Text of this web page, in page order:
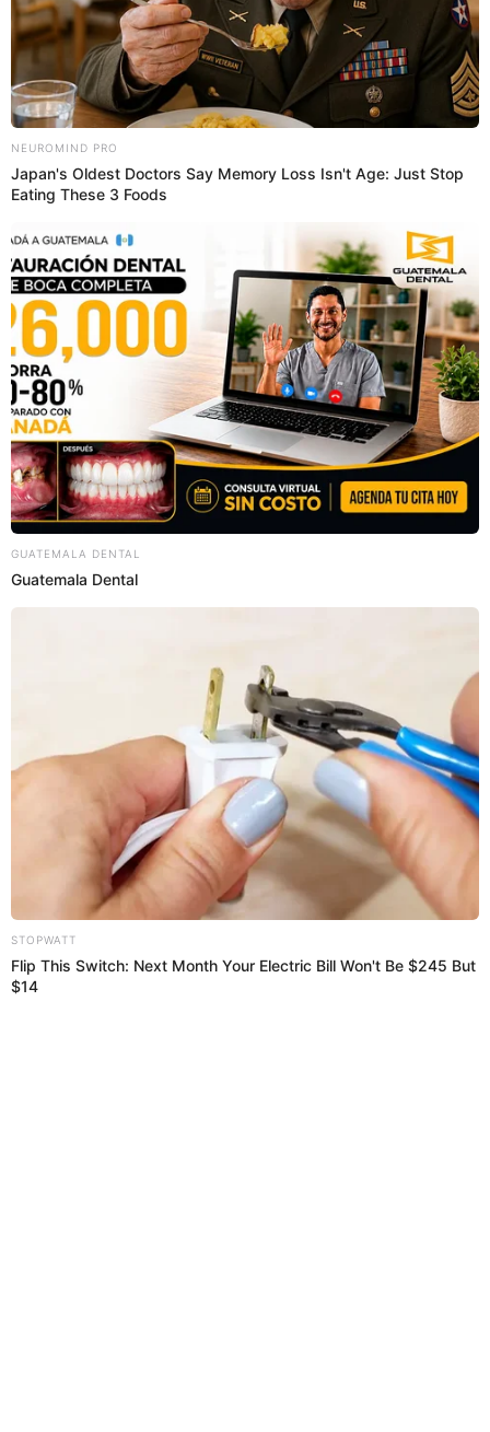
"Ahora estoy como productora y ustedes saben que hay
que resolver bastantes cosas. Ahora estoy resolviendo
cine, estoy resolviendo programas de televisión. Casera
estoy resolviendo cosas, lo que usted quiera", dijo al actriz
peruana.
MARY ANN ANTUNEZ
CUEVA
Periodista especializada en espectáculos y entretenimiento.
Bachiller en Periodismo en la Universidad Jaime Bausate y
Meza. Redactor Web y presentadora de El Popular.
Interesada en temas relacionados a la coyuntura, farándula
y espectáculos internacional.
SEGUNDO CERNADAS GIANELLA NEYRA
Prefiero a El Popular en Google